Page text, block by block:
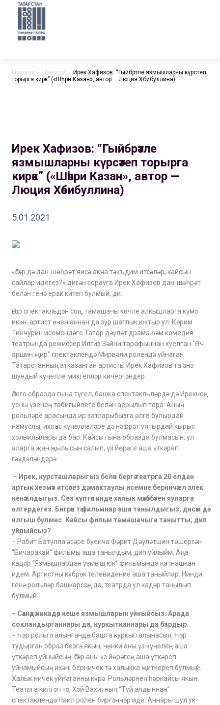
Главная — Новости — Ирек Хафизов: “Гыйбрәтле язмышларны күрсәтеп
торырга кирәк” («Шәһри Казан», автор — Люция Хәбибуллина)
Ирек Хафизов: “Гыйбрәтле
язмышларны күрсәтеп торырга
кирәк” («Шәһри Казан», автор —
Люция Хәбибуллина)
5.01.2021
«Әгәр дә дан-шөһрәт яисә акча тәкъдим итсәләр, кайсын
сайлар идегез?» дигән сорауга Ирек Хафизов дан-шөһрәт
белән генә ерак китеп булмый, ди.
Әгәр спектакльдән соң, тамашачы көчле алкышларга күмә
икән, артист өчен аннан да зур шатлык юктыр ул. Кәрим
Тинчурин исемендәге Татар дәүләт драма һәм комедия
театрында режиссер Илгиз Зәйни тарафыннан куелган “Өч
аршин җир” спектаклендә Мирвәли ролендә уйнаган
Татарстанның атказанган артисты Ирек Хафизов та әнә
шундый күңелле мизгелләр кичергәндер.
Әлеге образда гына түгел, башка спектакльләрдә дә Ирекнең
уены үзенең табигыйлеге белән аерылып тора. Аның
рольләре арасында ир затларыбызга өлге булырдай
намуслы, ихлас күңеллеләре дә нәфрәт уятырдай кырыс
холыклылары да бар. Кайсы гына образда булмасын, ул
аларга җан җылысын салып, үз йөрәге аша үткәреп
гәүдәләндерә.
− Ирек, курсташларыгыз белән бергә театрга 20 елдан
артык хезмәт итсәгез дә, мактаулы исемне берничә ел элек
кенә алдыгыз. Сез күптән инде халык мәхәббәтен яуларга
өлгердегез. Бигрәк тә фильмнар аша танылдыгыз, дисәм дә
ялгыш булмас. Кайсы фильм тамашачыга танытты, дип
уйлыйсыз?
− Рабит Батулла әсәре буенча Фәрит Дәүләтшин төшергән
“Бичаракай” фильмы аша танылдым, дип уйлыйм. Аңа
кадәр “Язмышлардан узмыш юк” фильмында катнашкан
идем. Артистны күбрәк телевидение аша таныйлар. Нинди
генә рольләр башкарсаң да, театрда ул кадәр танылып
булмый.
− Сәхнәдә никадәр кеше язмышларын уйныйсыз. Арада
сокландырганнары да, куркытканнары да бардыр.
− Һәр рольгә алынганда башта куркып алынасың. Һәр
тудырган образ безгә якын, чөнки аны үз күңелең аша
үткәреп уйныйсың. Әгәр аны үз йөрәгең аша үткәреп
уйнамыйсың икән, берничек тә халыкка җиткереп булмый.
Халык ничек уйнаганны күрә. Рольләрнең һәркайсы якын.
Театрга килгәч тә, Хәй Вахитның “Туй алдыннан”
спектаклендә Наил ролен биргәннәр иде. Аннары шул ук